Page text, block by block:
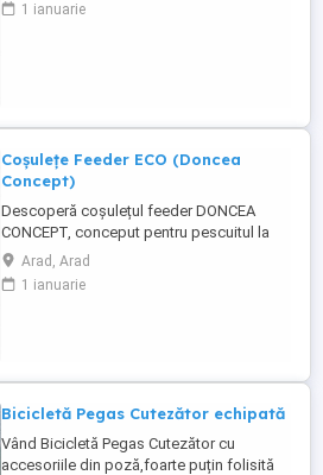
1 ianuarie
Coșulețe Feeder ECO (Doncea
Concept)
Descoperă coșulețul feeder DONCEA
CONCEPT, conceput pentru pescuitul la
feeder și realizat în România. Fabricat din
plastic rezistent, acesta este proiectat
pentru o utilizare practică și eficientă la
Arad, Arad
1 ianuarie
Bicicletă Pegas Cutezător echipată
Vând Bicicletă Pegas Cutezător cu
accesoriile din poză,foarte puțin folisită